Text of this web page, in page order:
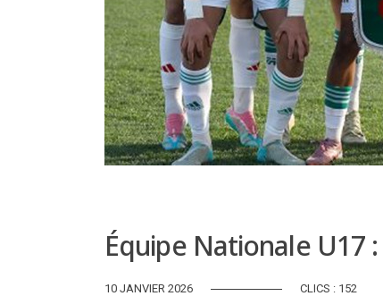
Équipe Nationale U17
10 JANVIER 2026 CLICS : 152